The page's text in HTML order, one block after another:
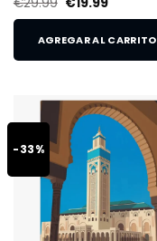
AGREGAR AL CARRITO
-33%